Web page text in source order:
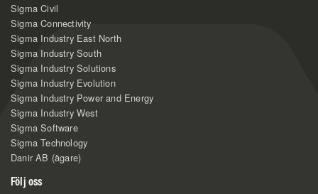
Sigma Civil
Sigma Connectivity
Sigma Industry East North
Sigma Industry South
Sigma Industry Solutions
Sigma Industry Evolution
Sigma Industry Power and Energy
Sigma Industry West
Sigma Software
Sigma Technology
Danir AB (ägare)
Följ oss